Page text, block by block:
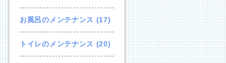
お風呂のメンテナンス (17)
トイレのメンテナンス (20)